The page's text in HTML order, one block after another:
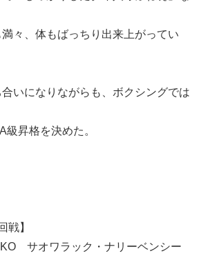
々、体もばっちり出来上がってい
いになりながらも、ボクシングでは
級昇格を決めた。
戦】
サオワラック・ナリーベンシー